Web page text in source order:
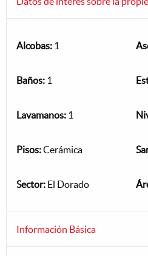
Alcobas: 1
Baños: 1
Lavamanos: 1
Pisos:Cerámica
Sector: El Dorado
Información Básica